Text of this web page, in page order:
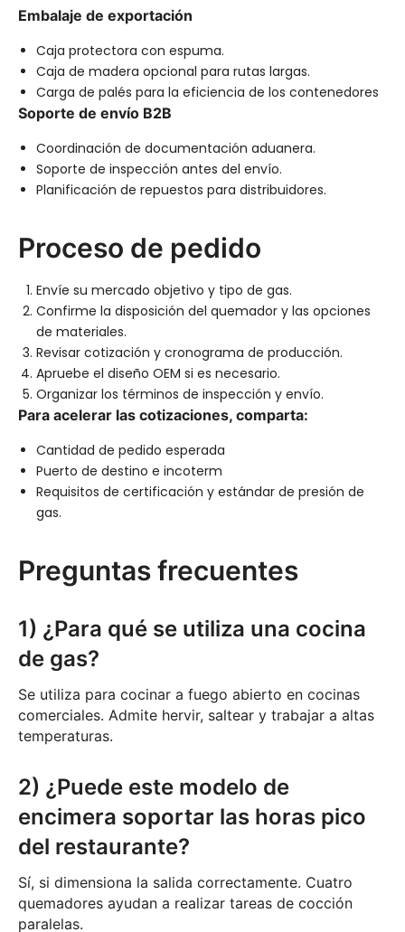
Embalaje de exportación
Caja protectora con espuma.
Caja de madera opcional para rutas largas.
Carga de palés para la eficiencia de los contenedores
Soporte de envío B2B
Coordinación de documentación aduanera.
Soporte de inspección antes del envío.
Planificación de repuestos para distribuidores.
Proceso de pedido
Envíe su mercado objetivo y tipo de gas.
Confirme la disposición del quemador y las opciones
de materiales.
Revisar cotización y cronograma de producción.
Apruebe el diseño OEM si es necesario.
Organizar los términos de inspección y envío.
Para acelerar las cotizaciones, comparta:
Cantidad de pedido esperada
Puerto de destino e incoterm
Requisitos de certificación y estándar de presión de
gas.
Preguntas frecuentes
1) ¿Para qué se utiliza una cocina
de gas?
Se utiliza para cocinar a fuego abierto en cocinas
comerciales. Admite hervir, saltear y trabajar a altas
temperaturas.
2) ¿Puede este modelo de
encimera soportar las horas pico
del restaurante?
Sí, si dimensiona la salida correctamente. Cuatro
quemadores ayudan a realizar tareas de cocción
paralelas.